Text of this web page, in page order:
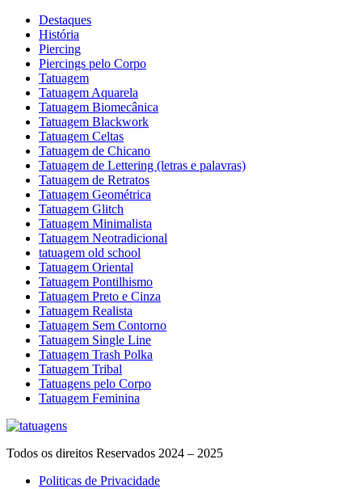
Destaques
História
Piercing
Piercings pelo Corpo
Tatuagem
Tatuagem Aquarela
Tatuagem Biomecânica
Tatuagem Blackwork
Tatuagem Celtas
Tatuagem de Chicano
Tatuagem de Lettering (letras e palavras)
Tatuagem de Retratos
Tatuagem Geométrica
Tatuagem Glitch
Tatuagem Minimalista
Tatuagem Neotradicional
tatuagem old school
Tatuagem Oriental
Tatuagem Pontilhismo
Tatuagem Preto e Cinza
Tatuagem Realista
Tatuagem Sem Contorno
Tatuagem Single Line
Tatuagem Trash Polka
Tatuagem Tribal
Tatuagens pelo Corpo
Tatuagem Feminina
Todos os direitos Reservados 2024 – 2025
Politicas de Privacidade